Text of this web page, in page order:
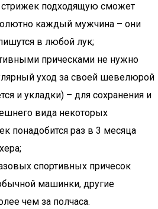
стрижек подходящую сможет
каждый мужчина – они
в любой лук;
прическами не нужно
уход за своей шевелюрой
и укладки) – для сохранения и
вида некоторых
понадобится раз в 3 месяца
спортивных причесок
машинки, другие
чем за полчаса.